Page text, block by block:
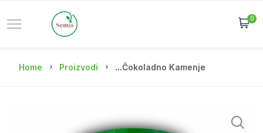
0
Home Proizvodi ...Čokoladno Kamenje